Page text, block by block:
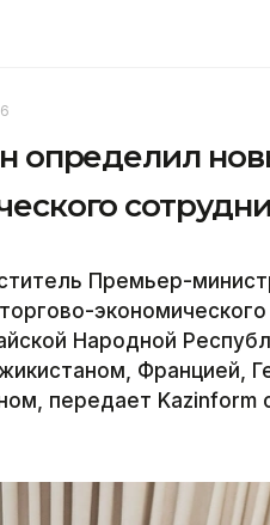
определил
Премьер-
Народной
Францией,
передает